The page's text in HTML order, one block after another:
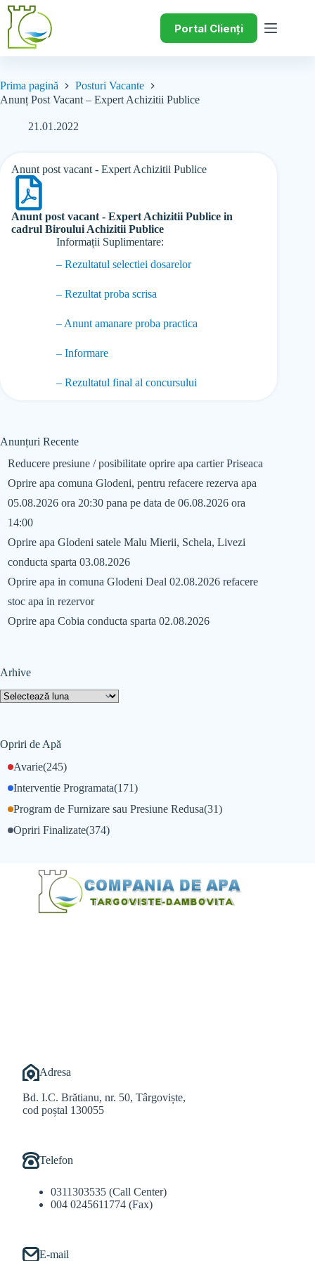
Portal Clienți
Prima pagină
Posturi Vacante
Anunț Post Vacant – Expert Achizitii Publice
21.01.2022
Anunt post vacant - Expert Achizitii Publice
Anunt post vacant - Expert Achizitii Publice in
cadrul Biroului Achizitii Publice
Informații Suplimentare:
– Rezultatul selectiei dosarelor
– Rezultat proba scrisa
– Anunt amanare proba practica
– Informare
– Rezultatul final al concursului
Anunțuri Recente
Reducere presiune / posibilitate oprire apa cartier Priseaca
Oprire apa comuna Glodeni, pentru refacere rezerva apa
05.08.2026 ora 20:30 pana pe data de 06.08.2026 ora
14:00
Oprire apa Glodeni satele Malu Mierii, Schela, Livezi
conducta sparta 03.08.2026
Oprire apa in comuna Glodeni Deal 02.08.2026 refacere
stoc apa in rezervor
Oprire apa Cobia conducta sparta 02.08.2026
Arhive
Opriri de Apă
Avarie(245)
Interventie Programata(171)
Opriri Finalizate(374)
Program de Furnizare sau Presiune Redusa(31)
Adresa
Bd. I.C. Brătianu, nr. 50, Târgoviște,
cod poștal 130055
Telefon
0311303535 (Call Center)
004 0245611774 (Fax)
E-mail